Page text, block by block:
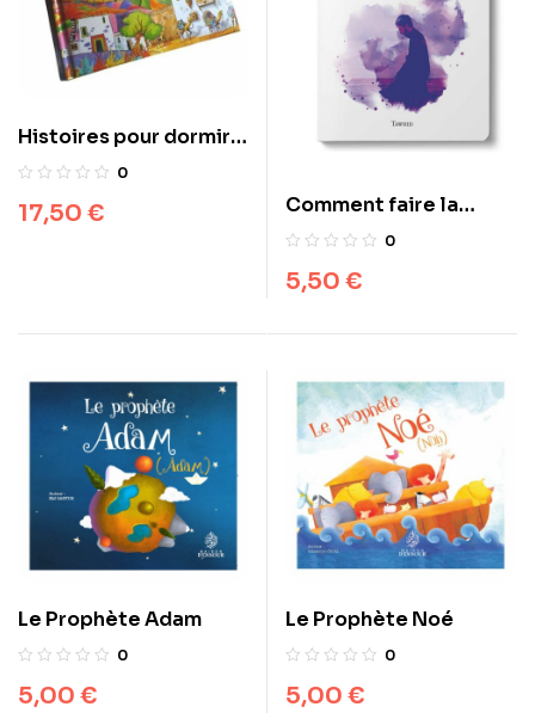
Histoires pour dormir
La vie du Prophète
0
17,50 €
Comment faire la
prière – Tawhid –
0
5,50 €
Le Prophète Adam
0
5,00 €
Le Prophète Noé
0
5,00 €